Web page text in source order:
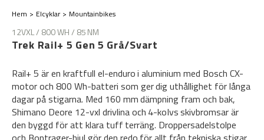
Hem Elcyklar Mountainbikes
12VXL / 800 WH / 85 NM
Trek Rail+ 5 Gen 5 Grå/Svart
Rail+ 5 är en kraftfull el-enduro i aluminium med Bosch CX-
motor och 800 Wh-batteri som ger dig uthållighet för långa
dagar på stigarna. Med 160 mm dämpning fram och bak,
Shimano Deore 12-vxl drivlina och 4-kolvs skivbromsar är
den byggd för att klara tuff terräng. Droppersadelstolpe